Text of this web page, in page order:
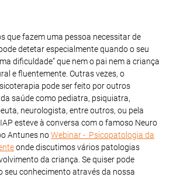
que fazem uma pessoa necessitar de
detetar especialmente quando o seu
dificuldade” que nem o pai nem a criança
e fluentemente. Outras vezes, o
pode ser feito por outros
saúde como pediatra, psiquiatra,
neurologista, entre outros, ou pela
esteve à conversa com o famoso Neuro
Antunes noWebinar - Psicopatologia da
onde discutimos vários patologias
da criança. Se quiser pode
seu conhecimento através da nossa